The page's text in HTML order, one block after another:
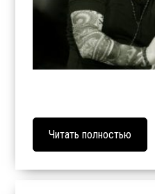
Читать полностью